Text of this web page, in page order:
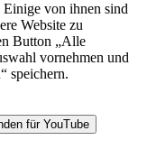
Einige von ihnen sind
Website zu
Button „Alle
vornehmen und
speichern.
für YouTube